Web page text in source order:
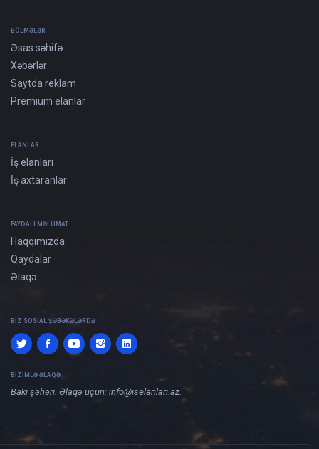
BÖLMƏLƏR
Əsas səhifə
Xəbərlər
Saytda reklam
Premium elanlar
ELANLAR
İş elanları
İş axtaranlar
FAYDALI MƏLUMAT
Haqqımızda
Qaydalar
Əlaqə
BIZ SOSIAL ŞƏBƏKƏLƏRDƏ
BIZIMLƏ ƏLAQƏ
Bakı şəhəri. Əlaqə üçün: info@iselanlari.az.